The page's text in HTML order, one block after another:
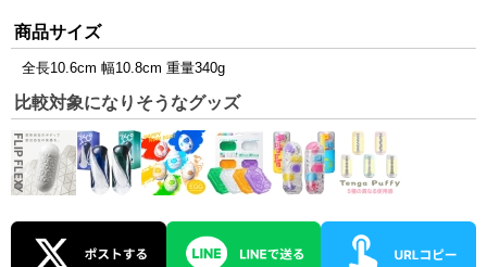
商品サイズ
全長10.6cm 幅10.8cm 重量340g
比較対象になりそうなグッズ